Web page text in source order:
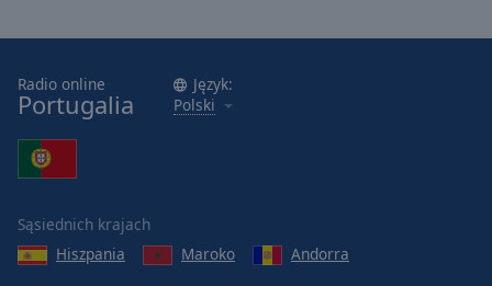
Radio online
Portugalia
Język:
Polski
Sąsiednich krajach
Hiszpania
Maroko Andorra